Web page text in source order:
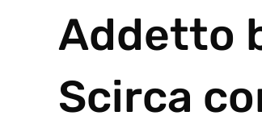
Addetto
Scirca